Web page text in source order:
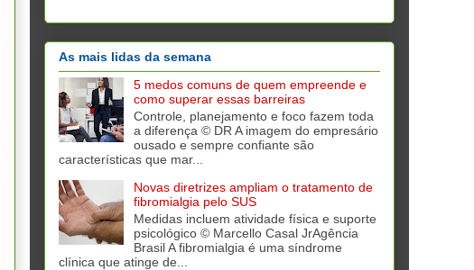
As mais lidas da semana
5 medos comuns de quem empreende e
como superar essas barreiras
Controle, planejamento e foco fazem toda
a diferença © DR A imagem do empresário
ousado e sempre confiante são
características que mar...
Novas diretrizes ampliam o tratamento de
fibromialgia pelo SUS
Medidas incluem atividade física e suporte
psicológico © Marcello Casal JrAgência
Brasil A fibromialgia é uma síndrome
clínica que atinge de...